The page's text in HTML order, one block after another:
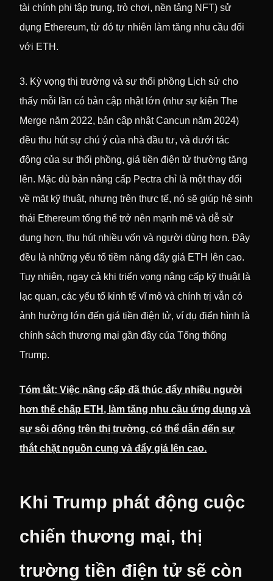
tài chính phi tập trung, trò chơi, nền tảng NFT) sử
dụng Ethereum, từ đó tự nhiên làm tăng nhu cầu đối
với ETH.
3. Kỳ vọng thị trường và sự thổi phồng Lịch sử cho
thấy mỗi lần có bản cập nhật lớn (như sự kiện The
Merge năm 2022, bản cập nhật Cancun năm 2024)
đều thu hút sự chú ý của nhà đầu tư, và dưới tác
động của sự thổi phồng, giá tiền điện tử thường tăng
lên. Mặc dù bản nâng cấp Pectra chỉ là một thay đổi
về mặt kỹ thuật, nhưng trên thực tế, nó sẽ giúp hệ sinh
thái Ethereum tổng thể trở nên mạnh mẽ và dễ sử
dụng hơn, thu hút nhiều vốn và người dùng hơn. Đây
đều là những yếu tố tiềm năng đẩy giá ETH lên cao.
Tuy nhiên, ngay cả khi triển vọng nâng cấp kỹ thuật là
lạc quan, các yếu tố kinh tế vĩ mô và chính trị vẫn có
ảnh hưởng lớn đến giá tiền điện tử, ví dụ điển hình là
chính sách thương mại gần đây của Tổng thống
Trump.
Tóm tắt: Việc nâng cấp đã thúc đẩy nhiều người
hơn thế chấp ETH, làm tăng nhu cầu ứng dụng và
sự sôi động trên thị trường, có thể dẫn đến sự
thắt chặt nguồn cung và đẩy giá lên cao.
Khi Trump phát động cuộc
chiến thương mại, thị
trường tiền điện tử sẽ còn